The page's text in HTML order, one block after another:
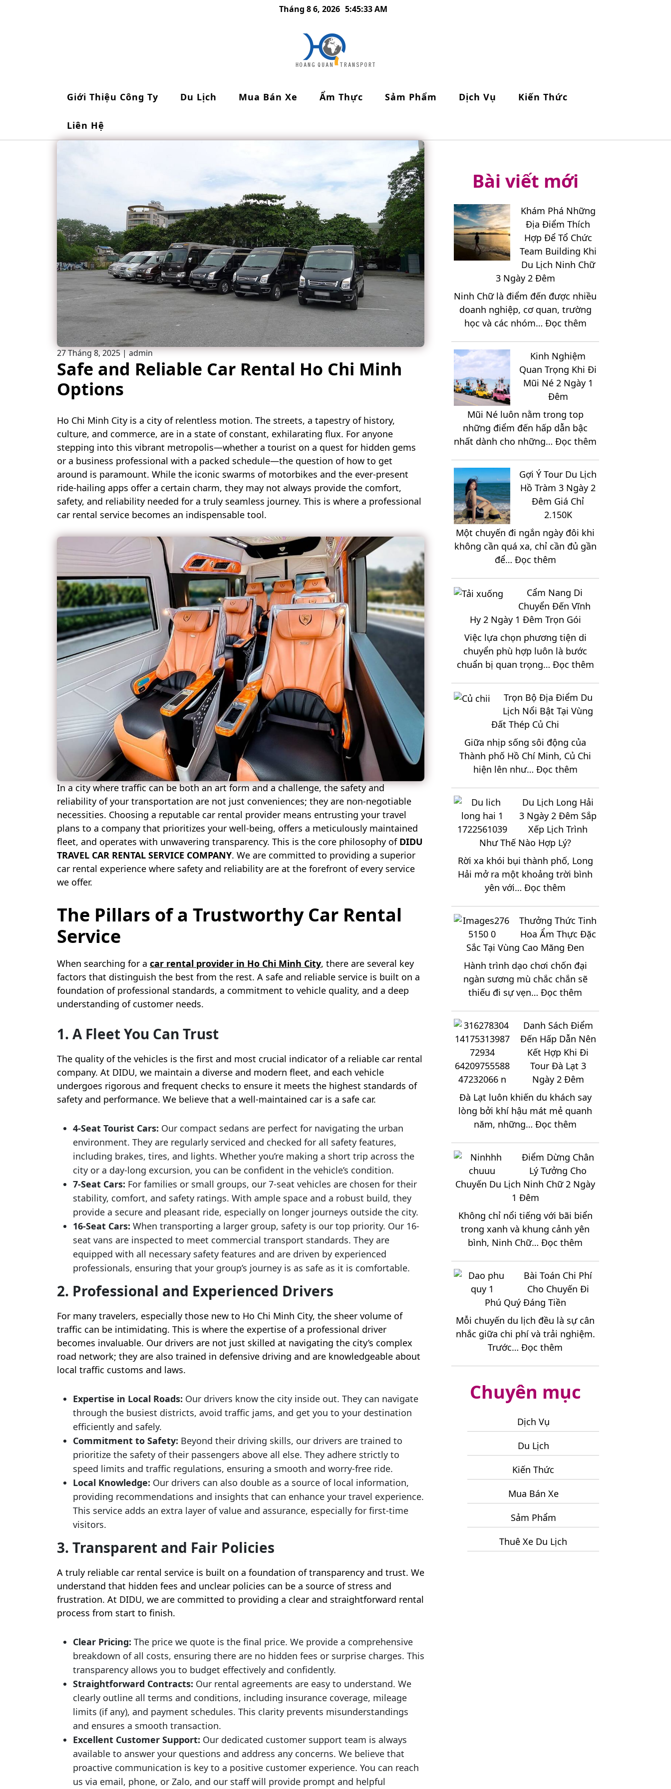
Tháng 8 6, 2026 5:45:34 AM
Giới Thiệu Công Ty Du Lịch Mua Bán Xe Ẩm Thực Sảm Phẩm Dịch Vụ Kiến Thức
Liên Hệ
27 Tháng 8, 2025|admin
Safe and Reliable Car Rental Ho Chi Minh
Options
Ho Chi Minh City is a city of relentless motion. The streets, a tapestry of history,
culture, and commerce, are in a state of constant, exhilarating flux. For anyone
stepping into this vibrant metropolis—whether a tourist on a quest for hidden gems
or a business professional with a packed schedule—the question of how to get
around is paramount. While the iconic swarms of motorbikes and the ever-present
ride-hailing apps offer a certain charm, they may not always provide the comfort,
safety, and reliability needed for a truly seamless journey. This is where a professional
car rental service becomes an indispensable tool.
In a city where traffic can be both an art form and a challenge, the safety and
reliability of your transportation are not just conveniences; they are non-negotiable
necessities. Choosing a reputable car rental provider means entrusting your travel
plans to a company that prioritizes your well-being, offers a meticulously maintained
fleet, and operates with unwavering transparency. This is the core philosophy of DIDU
TRAVEL CAR RENTAL SERVICE COMPANY. We are committed to providing a superior
car rental experience where safety and reliability are at the forefront of every service
we offer.
The Pillars of a Trustworthy Car Rental
Service
When searching for a car rental provider in Ho Chi Minh City, there are several key
factors that distinguish the best from the rest. A safe and reliable service is built on a
foundation of professional standards, a commitment to vehicle quality, and a deep
understanding of customer needs.
1. A Fleet You Can Trust
The quality of the vehicles is the first and most crucial indicator of a reliable car rental
company. At DIDU, we maintain a diverse and modern fleet, and each vehicle
undergoes rigorous and frequent checks to ensure it meets the highest standards of
safety and performance. We believe that a well-maintained car is a safe car.
4-Seat Tourist Cars: Our compact sedans are perfect for navigating the urban
environment. They are regularly serviced and checked for all safety features,
including brakes, tires, and lights. Whether you’re making a short trip across the
city or a day-long excursion, you can be confident in the vehicle’s condition.
7-Seat Cars: For families or small groups, our 7-seat vehicles are chosen for their
stability, comfort, and safety ratings. With ample space and a robust build, they
provide a secure and pleasant ride, especially on longer journeys outside the city.
16-Seat Cars: When transporting a larger group, safety is our top priority. Our 16-
seat vans are inspected to meet commercial transport standards. They are
equipped with all necessary safety features and are driven by experienced
professionals, ensuring that your group’s journey is as safe as it is comfortable.
2. Professional and Experienced Drivers
For many travelers, especially those new to Ho Chi Minh City, the sheer volume of
traffic can be intimidating. This is where the expertise of a professional driver
becomes invaluable. Our drivers are not just skilled at navigating the city’s complex
road network; they are also trained in defensive driving and are knowledgeable about
local traffic customs and laws.
Expertise in Local Roads: Our drivers know the city inside out. They can navigate
through the busiest districts, avoid traffic jams, and get you to your destination
efficiently and safely.
Commitment to Safety: Beyond their driving skills, our drivers are trained to
prioritize the safety of their passengers above all else. They adhere strictly to
speed limits and traffic regulations, ensuring a smooth and worry-free ride.
Local Knowledge: Our drivers can also double as a source of local information,
providing recommendations and insights that can enhance your travel experience.
This service adds an extra layer of value and assurance, especially for first-time
visitors.
3. Transparent and Fair Policies
A truly reliable car rental service is built on a foundation of transparency and trust. We
understand that hidden fees and unclear policies can be a source of stress and
frustration. At DIDU, we are committed to providing a clear and straightforward rental
process from start to finish.
Clear Pricing: The price we quote is the final price. We provide a comprehensive
breakdown of all costs, ensuring there are no hidden fees or surprise charges. This
transparency allows you to budget effectively and confidently.
Straightforward Contracts: Our rental agreements are easy to understand. We
clearly outline all terms and conditions, including insurance coverage, mileage
limits (if any), and payment schedules. This clarity prevents misunderstandings
and ensures a smooth transaction.
Excellent Customer Support: Our dedicated customer support team is always
available to answer your questions and address any concerns. We believe that
proactive communication is key to a positive customer experience. You can reach
us via email, phone, or Zalo, and our staff will provide prompt and helpful
Bài viết mới
Khám Phá Những
Địa Điểm Thích
Hợp Để Tổ Chức
Team Building Khi
Du Lịch Ninh Chữ
3 Ngày 2 Đêm
Ninh Chữ là điểm đến được nhiều
doanh nghiệp, cơ quan, trường
học và các nhóm… Đọc thêm:
Những
Địa
Điểm
Để
Tổ
Chức
Team
Building
Ninh
Chữ
Ngày
Đêm
Kinh Nghiệm
Quan Trọng Khi Đi
Mũi Né 2 Ngày 1
Đêm
Mũi Né luôn nằm trong top
những điểm đến hấp dẫn bậc
nhất dành cho những… Đọc thêm
Ngày
Gợi Ý Tour Du Lịch
Hồ Tràm 3 Ngày 2
Đêm Giá Chỉ
2.150K
Một chuyến đi ngắn ngày đôi khi
không cần quá xa, chỉ cần đủ gần
để… Đọc thêm:
Tour
Du
Lịch
Hồ
Tràm
3
Ngày
2
Đêm
Giá
2.150K
Cẩm Nang Di
Chuyển Đến Vĩnh
Hy 2 Ngày 1 Đêm Trọn Gói
Việc lựa chọn phương tiện di
chuyển phù hợp luôn là bước
chuẩn bị quan trọng… Đọc thêm:
Ngày
Đêm
Trọn Bộ Địa Điểm Du
Lịch Nổi Bật Tại Vùng
Đất Thép Củ Chi
Giữa nhịp sống sôi động của
Thành phố Hồ Chí Minh, Củ Chi
hiện lên như… Đọc thêm:
Bộ
Địa
Điểm
Du
Nổi
Bật
Vùng
Đất
Thép
Củ
Du Lịch Long Hải
3 Ngày 2 Đêm Sắp
Xếp Lịch Trình
Như Thế Nào Hợp Lý?
Rời xa khói bụi thành phố, Long
Hải mở ra một khoảng trời bình
yên với… Đọc thêm
Lịch
Long
Hải
3
Ngày
2
Đêm
Sắp
Xếp
Lịch
Trình
Như
Thế
Hợp
Lý?
Thưởng Thức Tinh
Hoa Ẩm Thực Đặc
Sắc Tại Vùng Cao Măng Đen
Hành trình dạo chơi chốn đại
ngàn sương mù chắc chắn sẽ
thiếu đi sự vẹn… Đọc thêm
Thức
Tinh
Hoa
Ẩm
Thực
Đặc
Sắc
Tại
Cao
Măng
Đen
Danh Sách Điểm
Đến Hấp Dẫn Nên
Kết Hợp Khi Đi
Tour Đà Lạt 3
Ngày 2 Đêm
Đà Lạt luôn khiến du khách say
lòng bởi khí hậu mát mẻ quanh
năm, những… Đọc thêm
Sách
Điểm
Đến
Hấp
Nên
Kết
Hợp
Khi
Đi
Tour
3
Ngày
Đêm
Điểm Dừng Chân
Lý Tưởng Cho
Chuyến Du Lịch Ninh Chữ 2 Ngày
1 Đêm
Không chỉ nổi tiếng với bãi biển
trong xanh và khung cảnh yên
bình, Ninh Chữ… Đọc thêm
Dừng
Chân
Lý
Cho
Chuyến
Lịch
1
Bài Toán Chi Phí
Cho Chuyến Đi
Phú Quý Đáng Tiền
Mỗi chuyến du lịch đều là sự cân
nhắc giữa chi phí và trải nghiệm.
Trước… Đọc thêm
Chi
Phí
Phú
Đáng
Chuyên mục
Dịch Vụ
Du Lịch
Kiến Thức
Mua Bán Xe
Sảm Phẩm
Thuê Xe Du Lịch